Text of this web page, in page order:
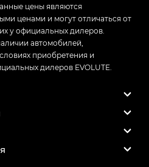
цены являются
ценами и могут отличаться от
у официальных дилеров.
автомобилей,
приобретения и
дилеров EVOLUTE.